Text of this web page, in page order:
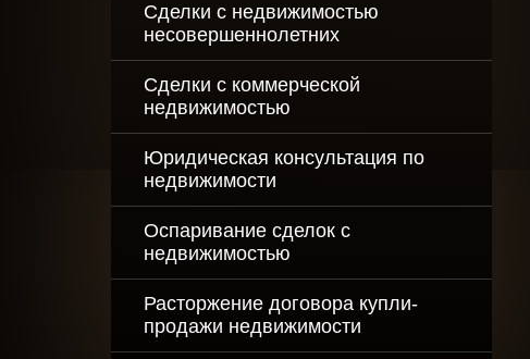
Сделки с недвижимостью
несовершеннолетних
Сделки с коммерческой
недвижимостью
Юридическая консультация по
недвижимости
Оспаривание сделок с
недвижимостью
Расторжение договора купли-
продажи недвижимости